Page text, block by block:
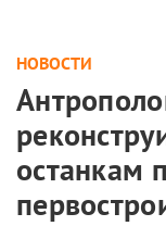
НОВОСТИ
останкам